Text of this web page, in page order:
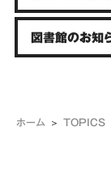
ホーム TOPICS
図書館のお知